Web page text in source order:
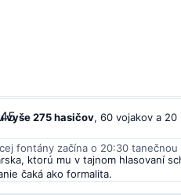
vyše 275 hasičov, 60 vojakov a
ktorú mu v tajnom hlasovaní
čaká ako formalita.
fontány začína o 20:30